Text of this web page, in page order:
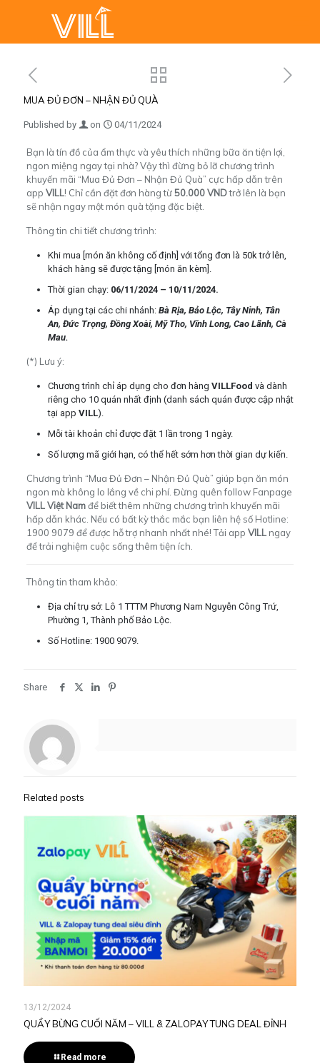
MUA ĐỦ ĐƠN – NHẬN ĐỦ QUÀ
Published by on 04/11/2024
Bạn là tín đồ của ẩm thực và yêu thích những bữa ăn tiện lợi,
ngon miệng ngay tại nhà? Vậy thì đừng bỏ lỡ chương trình
khuyến mãi “Mua Đủ Đơn – Nhận Đủ Quà” cực hấp dẫn trên
app VILL! Chỉ cần đặt đơn hàng từ50.000 VNDtrở lên là bạn
sẽ nhận ngay một món quà tặng đặc biệt.
Thông tin chi tiết chương trình:
Khi mua [món ăn không cố định] với tổng đơn là 50k trở lên,
khách hàng sẽ được tặng [món ăn kèm].
Thời gian chạy: 06/11/2024 – 10/11/2024.
Áp dụng tại các chi nhánh: Bà Rịa, Bảo Lộc, Tây Ninh, Tân
An, Đức Trọng, Đồng Xoài, Mỹ Tho, Vĩnh Long, Cao Lãnh, Cà
Mau.
(*) Lưu ý:
Chương trình chỉ áp dụng cho đơn hàng VILLFood và dành
riêng cho 10 quán nhất định (danh sách quán được cập nhật
tại app VILL).
Mỗi tài khoản chỉ được đặt 1 lần trong 1 ngày.
Số lượng mã giới hạn, có thể hết sớm hơn thời gian dự kiến.
Chương trình “Mua Đủ Đơn – Nhận Đủ Quà” giúp bạn ăn món
ngon mà không lo lắng về chi phí. Đừng quên follow Fanpage
VILL Việt Namđể biết thêm những chương trình khuyến mãi
hấp dẫn khác. Nếu có bất kỳ thắc mắc bạn liên hệ số Hotline:
1900 9079 để được hỗ trợ nhanh nhất nhé! Tải app VILLngay
để trải nghiệm cuộc sống thêm tiện ích.
Thông tin tham khảo:
Địa chỉ trụ sở: Lô 1 TTTM Phương Nam Nguyễn Công Trứ,
Phường 1, Thành phố Bảo Lộc.
Số Hotline: 1900 9079.
Share
Related posts
13/12/2024
QUẨY BỪNG CUỐI NĂM – VILL & ZALOPAY TUNG DEAL ĐỈNH
Read more